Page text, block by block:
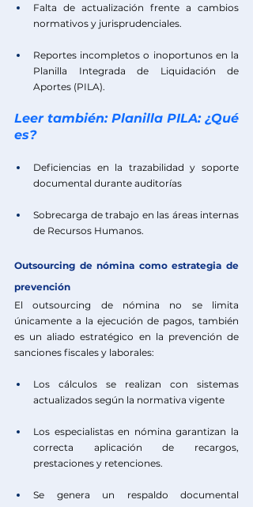
Falta de actualización frente a cambios
normativos y jurisprudenciales.
Reportes incompletos o inoportunos en la
Planilla Integrada de Liquidación de
Aportes (PILA).
Leer también: Planilla PILA: ¿Qué
es?
Deficiencias en la trazabilidad y soporte
documental durante auditorías
Sobrecarga de trabajo en las áreas internas
de Recursos Humanos.
Outsourcing de nómina como estrategia de
prevención
El outsourcing de nómina no se limita
únicamente a la ejecución de pagos, también
es un aliado estratégico en la prevención de
sanciones fiscales y laborales:
Los cálculos se realizan con sistemas
actualizados según la normativa vigente
Los especialistas en nómina garantizan la
correcta aplicación de recargos,
prestaciones y retenciones.
Se genera un respaldo documental